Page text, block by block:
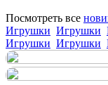
Посмотреть все
Игрушки Игрушки
Игрушки Игрушки